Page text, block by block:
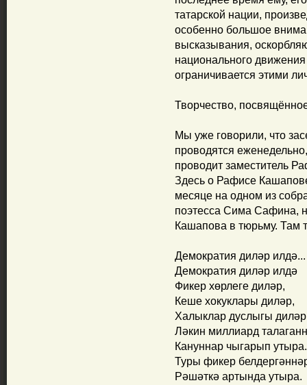
татарской нации,
особенно большое
высказывания,
национального
ограничивается этими
Творчество,
Мы уже говорили, что
проводятся
проводит заместитель
Здесь о Рафисе
месяце на одном из
поэтесса Сима Сафина,
Кашапова в тюрьму. Там
Демократия диләр илдә...
Демократия диләр илдә
Фикер хөрлеге диләр,
Кеше хокуклары диләр,
Халыклар дуслыгы
Ләкин миллиард
Кануннар чыгарып утыра.
Туры фикер
Рәшәткә артында утыра.